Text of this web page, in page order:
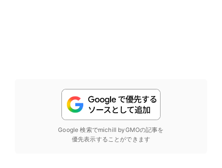
Google 検索でmichill byGMOの記事を
優先表示することができます